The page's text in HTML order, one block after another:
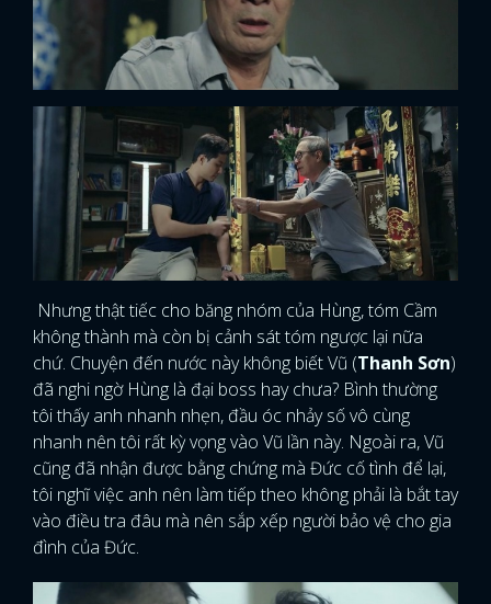
Nhưng thật tiếc cho băng nhóm của Hùng, tóm Cầm
không thành mà còn bị cảnh sát tóm ngược lại nữa
chứ. Chuyện đến nước này không biết Vũ (Thanh Sơn)
đã nghi ngờ Hùng là đại boss hay chưa? Bình thường
tôi thấy anh nhanh nhẹn, đầu óc nhảy số vô cùng
nhanh nên tôi rất kỳ vọng vào Vũ lần này. Ngoài ra, Vũ
cũng đã nhận được bằng chứng mà Đức cố tình để lại,
tôi nghĩ việc anh nên làm tiếp theo không phải là bắt tay
vào điều tra đâu mà nên sắp xếp người bảo vệ cho gia
đình của Đức.